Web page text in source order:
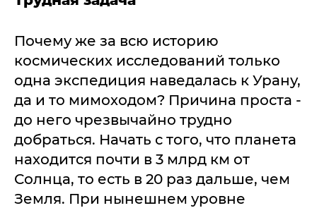
Почему же за всю историю
космических исследований только
одна экспедиция наведалась к Урану,
да и то мимоходом? Причина проста -
до него чрезвычайно трудно
добраться. Начать с того, что планета
находится почти в 3 млрд км от
Солнца, то есть в 20 раз дальше, чем
Земля. При нынешнем уровне